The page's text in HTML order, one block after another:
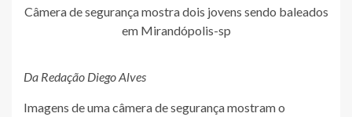
Câmera de segurança mostra dois jovens sendo baleados
em Mirandópolis-sp
Da Redação Diego Alves
Imagens de uma câmera de segurança mostram o